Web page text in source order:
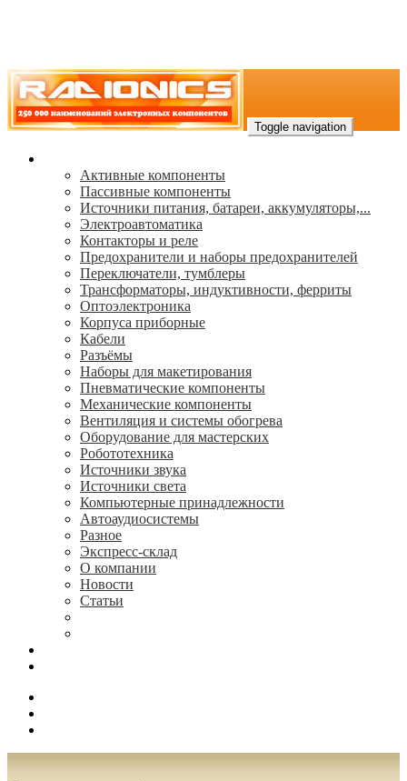
Toggle navigation
Активные компоненты
Пассивные компоненты
Источники питания, батареи, аккумуляторы,...
Электроавтоматика
Контакторы и реле
Предохранители и наборы предохранителей
Переключатели, тумблеры
Трансформаторы, индуктивности, ферриты
Oптоэлектроника
Корпуса приборные
Кабели
Разъёмы
Наборы для макетирования
Пневматические компоненты
Механические компоненты
Вентиляция и системы обогрева
Оборудование для мастерских
Робототехника
Источники звука
Источники света
Компьютерные принадлежности
Автоаудиосистемы
Разное
Экспресс-склад
О компании
Новости
Статьи